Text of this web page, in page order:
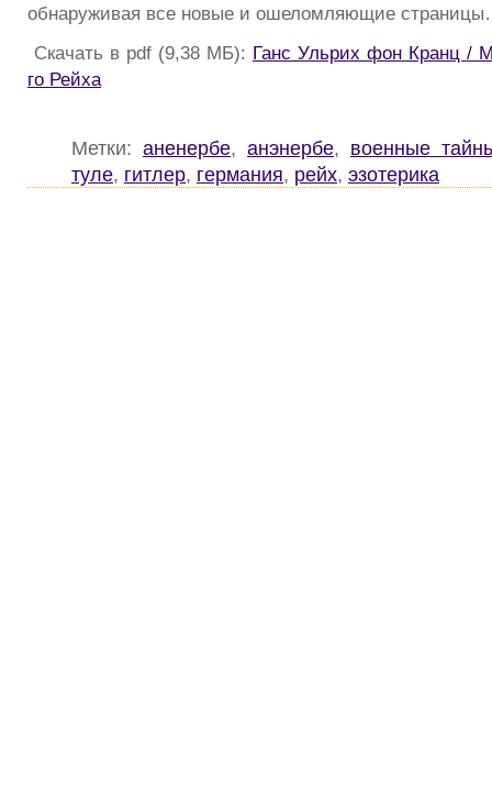
обнаруживая все новые и ошеломляющие
Скачать в pdf (9,38 МБ): Ганс Ульрих фон Кранц /
го Рейха
Метки: аненербе, анэнербе, военные
туле, гитлер, германия, рейх, эзотерика